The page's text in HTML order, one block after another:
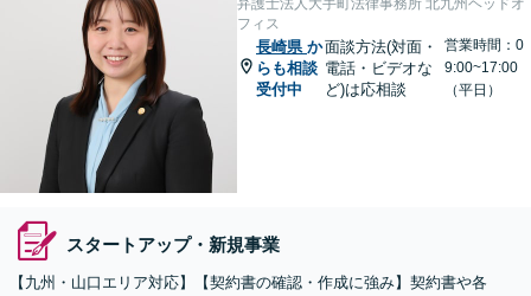
弁護士法人大手町法律事務所 北九州ヘッドオ
フィス
長崎県 か
らも相談
受付中
面談方法(対面・
電話・ビデオな
ど)は応相談
営業時間：0
9:00~17:00
（平日）
スタートアップ・新規事業
【九州・山口エリア対応】【契約書の確認・作成に強み】契約書や各